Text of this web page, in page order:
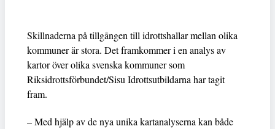
Skillnaderna på tillgången till idrottshallar mellan olika
kommuner är stora. Det framkommer i en analys av
kartor över olika svenska kommuner som
Riksidrottsförbundet/Sisu Idrottsutbildarna har tagit
fram.
– Med hjälp av de nya unika kartanalyserna kan både